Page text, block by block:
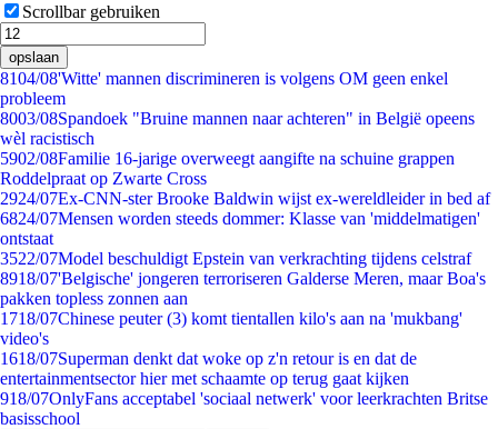
Scrollbar gebruiken
opslaan
8104/08'Witte' mannen discrimineren is volgens OM geen enkel
probleem
8003/08Spandoek "Bruine mannen naar achteren" in België opeens
wèl racistisch
5902/08Familie 16-jarige overweegt aangifte na schuine grappen
Roddelpraat op Zwarte Cross
2924/07Ex-CNN-ster Brooke Baldwin wijst ex-wereldleider in bed af
6824/07Mensen worden steeds dommer: Klasse van 'middelmatigen'
ontstaat
3522/07Model beschuldigt Epstein van verkrachting tijdens celstraf
8918/07'Belgische' jongeren terroriseren Galderse Meren, maar Boa's
pakken topless zonnen aan
1718/07Chinese peuter (3) komt tientallen kilo's aan na 'mukbang'
video's
1618/07Superman denkt dat woke op z'n retour is en dat de
entertainmentsector hier met schaamte op terug gaat kijken
918/07OnlyFans acceptabel 'sociaal netwerk' voor leerkrachten Britse
basisschool